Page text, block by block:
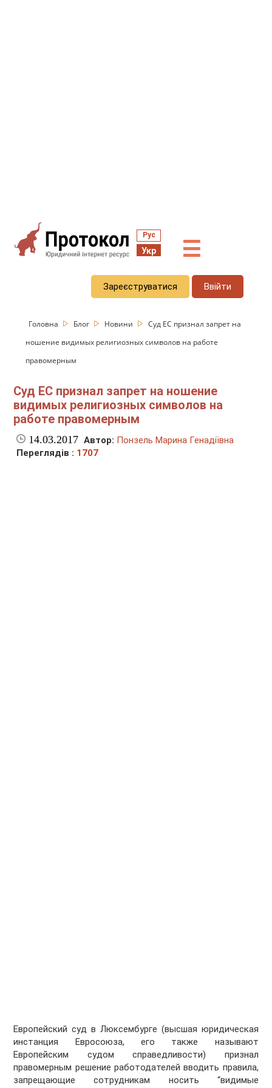
Рус
Укр ☰
Зареєструватися Ввійти
Головна Блог Новини
Суд ЕС признал запрет на
ношение видимых религиозных символов на работе
правомерным
Суд ЕС признал запрет на ношение
видимых религиозных символов на
работе правомерным
14.03.2017 Автор: Понзель Марина Генадіївна
Переглядів : 1707
Европейский суд в Люксембурге (высшая юридическая
инстанция Евросоюза, его также называют
Европейским судом справедливости) признал
правомерным решение работодателей вводить правила,
запрещающие сотрудникам носить “видимые